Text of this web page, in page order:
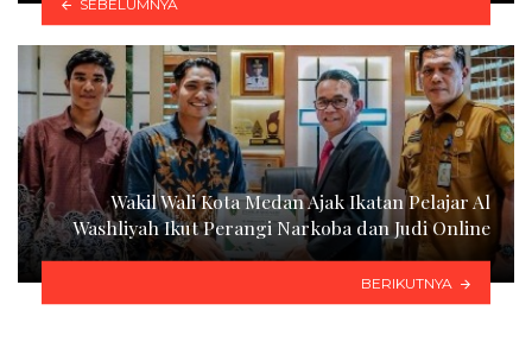
SEBELUMNYA
Wakil Wali Kota Medan Ajak Ikatan Pelajar Al
Washliyah Ikut Perangi Narkoba dan Judi Online
BERIKUTNYA